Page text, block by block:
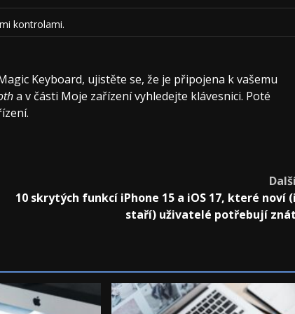
kontrolami.
Keyboard, ujistěte se, že je připojena k vašemu
a v části Moje zařízení vyhledejte klávesnici. Poté
10 skrytých funkcí iPhone 15 a iOS 17, které noví (i
staří) uživatelé potřebují znát